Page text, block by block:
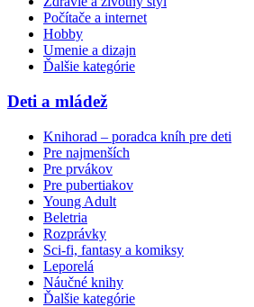
Počítače a internet
Hobby
Umenie a dizajn
Ďalšie kategórie
Deti a mládež
Knihorad – poradca kníh pre deti
Pre najmenších
Pre prvákov
Pre pubertiakov
Young Adult
Beletria
Rozprávky
Sci-fi, fantasy a komiksy
Leporelá
Náučné knihy
Ďalšie kategórie